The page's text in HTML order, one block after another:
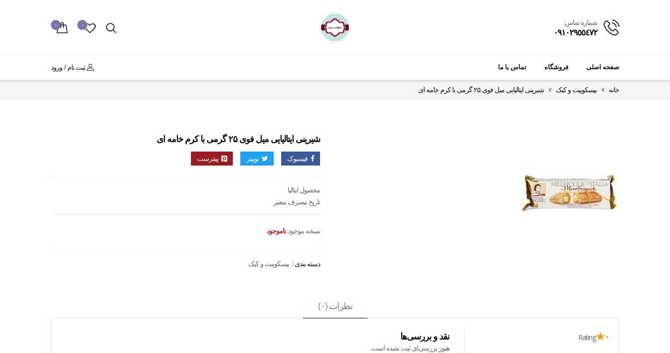
شماره تماس:
٠٩١٠٢٩٥٥٤٧٢
۰ ۰
صفحه اصلی فروشگاه تماس با ما ثبت نام / ورود
خانه بیسکوییت و کیک شیرینی ایتالیایی میل فوی ۲۵ گرمی با کرم خامه ای
شیرینی ایتالیایی میل فوی ۲۵ گرمی با کرم خامه ای
فیسبوک توییتر پینترست
محصول ایتالیا
تاریخ مصرف معتبر
نسخه موجود: ناموجود
دسته بندی : بیسکوییت و کیک
نظرات (۰)
۰★ Rating نقد و بررسی‌ها
هنوز بررسی‌ای ثبت نشده است.